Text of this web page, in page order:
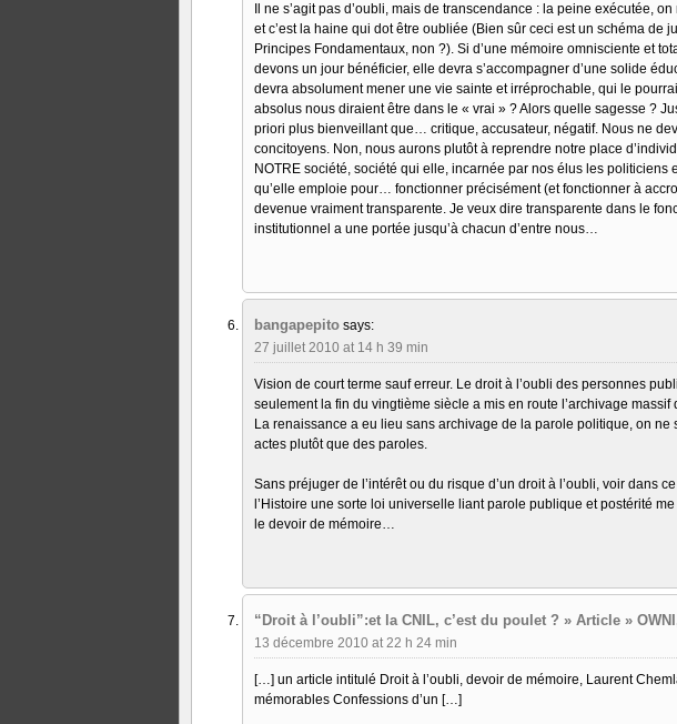
Il ne s’agit pas d’oubli, mais de transcendance : la peine exécutée,
et c’est la haine qui dot être oubliée (Bien sûr ceci est un schéma de
Principes Fondamentaux, non ?). Si d’une mémoire omnisciente et
devons un jour bénéficier, elle devra s’accompagner d’une solide
devra absolument mener une vie sainte et irréprochable, qui le
absolus nous diraient être dans le « vrai » ? Alors quelle sagesse ?
priori plus bienveillant que… critique, accusateur, négatif. Nous ne
concitoyens. Non, nous aurons plutôt à reprendre notre place
NOTRE société, société qui elle, incarnée par nos élus les
qu’elle emploie pour… fonctionner précisément (et fonctionner à
devenue vraiment transparente. Je veux dire transparente dans le
institutionnel a une portée jusqu’à chacun d’entre nous…
bangapepito says:
27 juillet 2010 at 14 h 39 min
Vision de court terme sauf erreur. Le droit à l’oubli des personnes
seulement la fin du vingtième siècle a mis en route l’archivage
La renaissance a eu lieu sans archivage de la parole politique, on ne
actes plutôt que des paroles.
Sans préjuger de l’intérêt ou du risque d’un droit à l’oubli, voir dans
l’Histoire une sorte loi universelle liant parole publique et postérité
le devoir de mémoire…
“Droit à l’oubli”:et la CNIL, c’est du poulet ? » Article »
13 décembre 2010 at 22 h 24 min
[…] un article intitulé Droit à l’oubli, devoir de mémoire, Laurent
mémorables Confessions d’un […]